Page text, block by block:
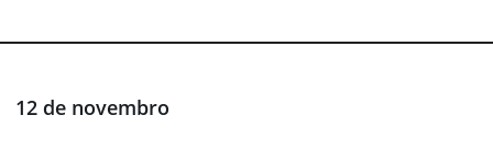
12 de novembro